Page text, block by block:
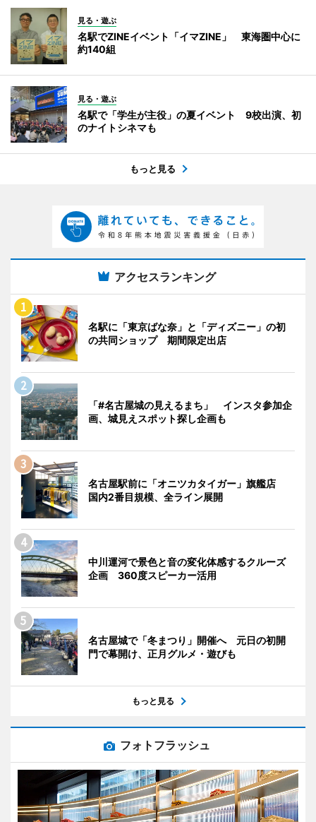
見る・遊ぶ
名駅でZINEイベント「イマZINE」 東海圏中心に
約140組
見る・遊ぶ
名駅で「学生が主役」の夏イベント 9校出演、初
のナイトシネマも
もっと見る
アクセスランキング
名駅に「東京ばな奈」と「ディズニー」の初
の共同ショップ 期間限定出店
「#名古屋城の見えるまち」 インスタ参加企
画、城見えスポット探し企画も
名古屋駅前に「オニツカタイガー」旗艦店
国内2番目規模、全ライン展開
中川運河で景色と音の変化体感するクルーズ
企画 360度スピーカー活用
名古屋城で「冬まつり」開催へ 元日の初開
門で幕開け、正月グルメ・遊びも
もっと見る
フォトフラッシュ